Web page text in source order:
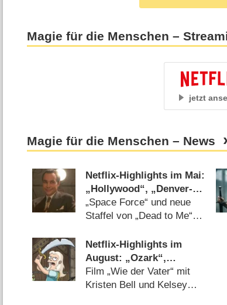
Magie für die Menschen –
jetzt
Magie für die Menschen – News
Netflix-Highlights im Mai:
„Hollywood“, „Denver-
Clan“, „Snowpiercer“
und Jerry Seinfeld
„Space Force“ und neue
Staffel von „Dead to Me“
Monats-Highlights
(23.04.2020)
Netflix-Highlights im
August: „Ozark“,
„Disenchantment“,
„Insatiable“, „Ghoul“
Film „Wie der Vater“ mit
Kristen Bell und Kelsey